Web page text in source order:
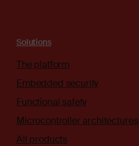
Solutions
The platform
Embedded security
Functional safety
Microcontroller architectures
All products